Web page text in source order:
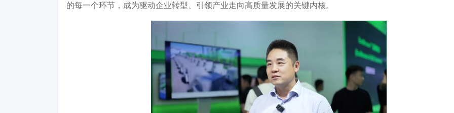
的每一个环节，成为驱动企业转型、引领产业走向高质量发展的关键内核。